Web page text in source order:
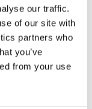
our traffic.
of our site with
partners who
you’ve
from your use
publicada. Los
*